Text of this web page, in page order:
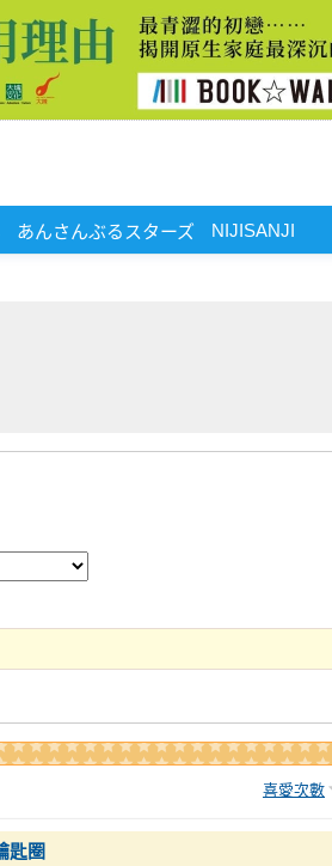
あんさんぶるスターズ NIJISANJI
喜愛次數
匙圈